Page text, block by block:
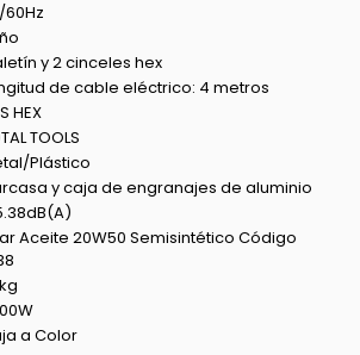
y 2 cinceles hex
de cable eléctrico: 4 metros
HEX
TOOLS
Plástico
y caja de engranajes de aluminio
Aceite 20W50 Semisintético Código
a Color